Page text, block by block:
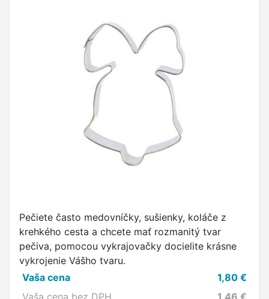
Pečiete často medovníčky, sušienky, koláče z
krehkého cesta a chcete mať rozmanitý tvar
pečiva, pomocou vykrajovačky docielite krásne
vykrojenie Vášho tvaru.
Vaša cena
1,80 €
Vaša cena bez DPH
1,46 €